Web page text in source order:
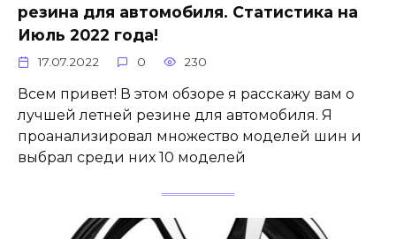
резина для автомобиля. Статистика на
Июль 2022 года!
17.07.2022 0 230
Всем привет! В этом обзоре я расскажу вам о
лучшей летней резине для автомобиля. Я
проанализировал множество моделей шин и
выбрал среди них 10 моделей